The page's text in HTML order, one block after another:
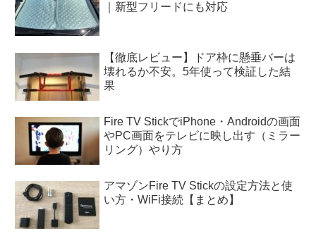
｜新型フリードにも対応
【徹底レビュー】ドア枠に懸垂バーは
壊れるか不安。5年使って検証した結
果
Fire TV StickでiPhone・Androidの画面
やPC画面をテレビに映し出す（ミラー
リング）やり方
アマゾンFire TV Stickの設定方法と使
い方・WiFi接続【まとめ】